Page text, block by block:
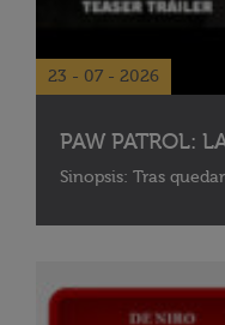
23 - 07 - 2026
PAW PATROL:
Sinopsis: Tras